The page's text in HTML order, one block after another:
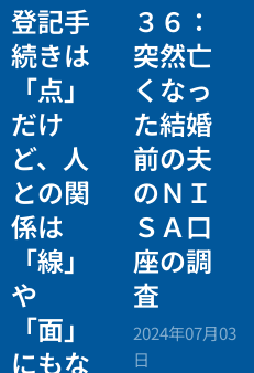
登記手
続きは
「点」
だけ
ど、人
との関
係は
「線」
や
「面」
にもな
３６：
突然亡
くなっ
た結婚
前の夫
のＮＩ
ＳＡ口
座の調
査
2024年07月03
日